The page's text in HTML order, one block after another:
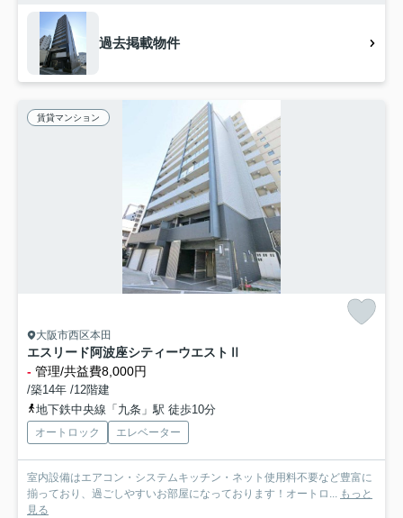
過去掲載物件
賃貸マンション
大阪市西区本田
エスリード阿波座シティーウエストⅡ
- 管理/共益費8,000円
/築14年 /12階建
地下鉄中央線「九条」駅 徒歩10分
オートロック エレベーター
室内設備はエアコン・システムキッチン・ネット使用料不要など豊富に
揃っており、過ごしやすいお部屋になっております！オートロ... もっと
見る